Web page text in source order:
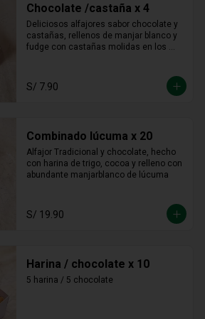
Chocolate /castaña x 4
Deliciosos alfajores sabor chocolate y
castañas, rellenos de manjar blanco y
fudge con castañas molidas en los
S/ 7.90
Combinado lúcuma x 20
Alfajor Tradicional y chocolate, hecho
con harina de trigo, cocoa y relleno con
abundante manjarblanco de lúcuma
S/ 19.90
Harina / chocolate x 10
5 harina / 5 chocolate